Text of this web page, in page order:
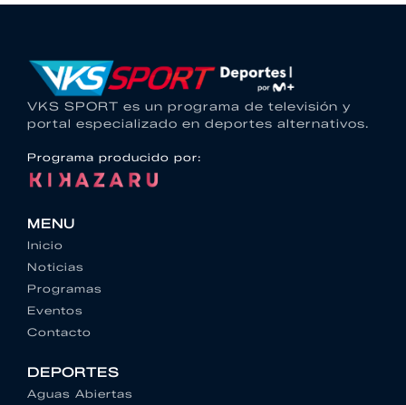
VKS SPORT es un programa de televisión y
portal especializado en deportes alternativos.
Programa producido por:
MENU
Inicio
Noticias
Programas
Eventos
Contacto
DEPORTES
Aguas Abiertas